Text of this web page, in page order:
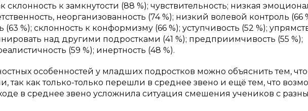
склонность к замкнутости (88 %); чувствительность; низкая
неорганизованность (74 %); низкий волевой контроль (66
%); склонность к конформизму (66 %); уступчивость (52 %);
над другими подростками (41 %); предприимчивость (55 %);
(59 %); инертность (48 %).
особенностей у младших подростков можно объяснить тем,
так как только-только перешли в среднее звено и ещё тем, что
в среднее звено усложнила ситуация смешения учеников с